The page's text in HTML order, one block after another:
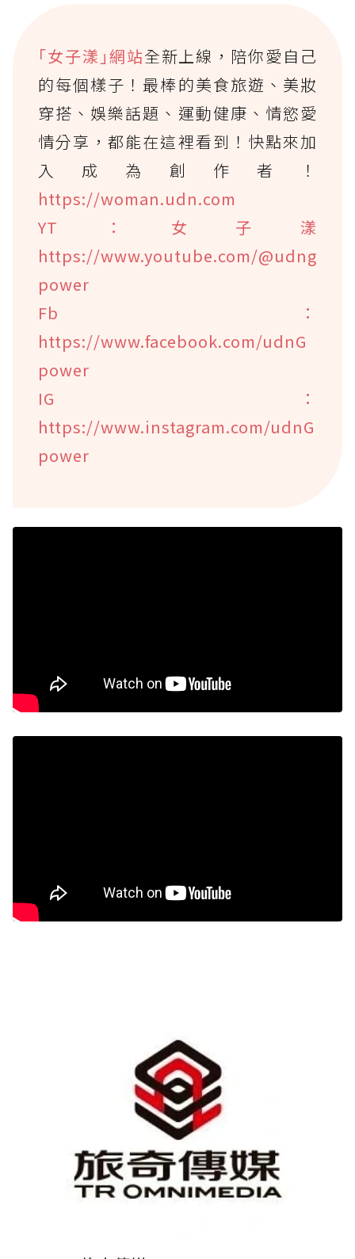
｢女子漾｣網站全新上線，陪你愛自己
的每個樣子！最棒的美食旅遊、美妝
穿搭、娛樂話題、運動健康、情慾愛
情分享，都能在這裡看到！快點來加
入成為創作者！
https://woman.udn.com
YT：女子漾
https://www.youtube.com/@udng
power
Fb：
https://www.facebook.com/udnG
power
IG：
https://www.instagram.com/udnG
power